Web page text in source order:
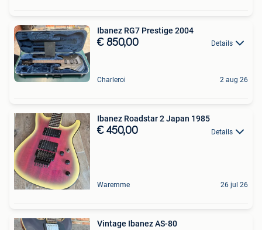
Ibanez RG7 Prestige 2004
€ 850,00 Details
Charleroi 2 aug 26
Ibanez Roadstar 2 Japan 1985
€ 450,00 Details
Waremme 26 jul 26
Vintage Ibanez AS-80